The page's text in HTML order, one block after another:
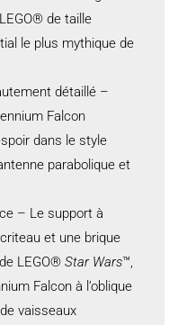
de taille
le plus mythique de
détaillé –
Falcon
dans le style
parabolique et
– Le support à
et une brique
LEGO® Star Wars™,
Falcon à l’oblique
vaisseaux